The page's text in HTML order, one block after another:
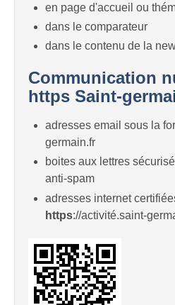
en page d'accueil ou
dans le comparateur
dans le contenu de la
Communication
https Saint-
adresses email sous la
germain.fr
boites aux lettres
anti-spam
adresses internet
https://activité.saint-